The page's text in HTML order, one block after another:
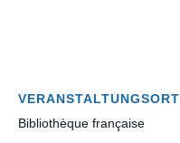
VERANSTALTUNGSORT
Bibliothèque française